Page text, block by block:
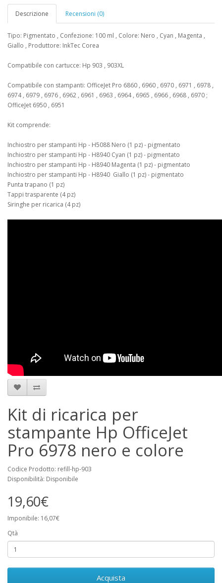
Descrizione Recensioni (0)
Tipo: Pigmentato , Confezione: 100 ml , Colore: Nero , Cyan , Magenta ,
Giallo , Produttore: InkTec Corea
Compatibile con cartucce: Hp 903 , 903XL
Compatibile con stampanti: OfficeJet Pro 6860 , 6960 , 6970 , 6971 , 6978 ,
6974 , 6979 , 6976 , 6962 , 6961 , 6963 , 6964 , 6965 , 6966 , 6968 , 6970 ;
OfficeJet 6950 , 6951
Kit comprende:
Inchiostro per stampanti Hp - H5088 Nero (1 pz) - pigmentato
Inchiostro per stampanti Hp - H8940 Cyan (1 pz) - pigmentato
Inchiostro per stampanti Hp - H8940 Magenta (1 pz) - pigmentato
Inchiostro per stampanti Hp - H8940 Giallo (1 pz) - pigmentato
Punta trapano (1 pz)
Tappi trasparente (4 pz)
Siringhe per ricarica (4 pz)
Kit di ricarica per
stampante Hp OfficeJet
Pro 6978 nero e colore
Codice Prodotto: refill-hp-903
Disponibilità: Disponibile
19,60€
Imponibile: 16,07€
Qtà
Acquista